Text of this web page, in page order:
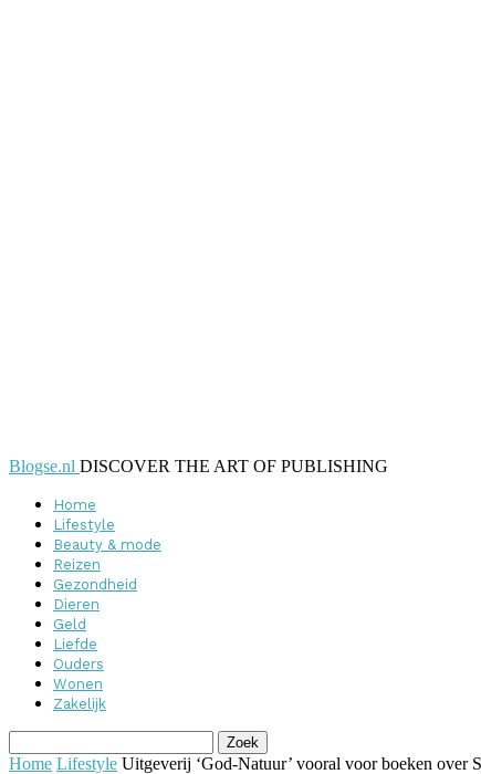
Blogse.nl DISCOVER THE ART OF PUBLISHING
Home
Lifestyle
Beauty & mode
Reizen
Gezondheid
Dieren
Geld
Liefde
Ouders
Wonen
Zakelijk
Home Lifestyle Uitgeverij ‘God-Natuur’ vooral voor boeken over